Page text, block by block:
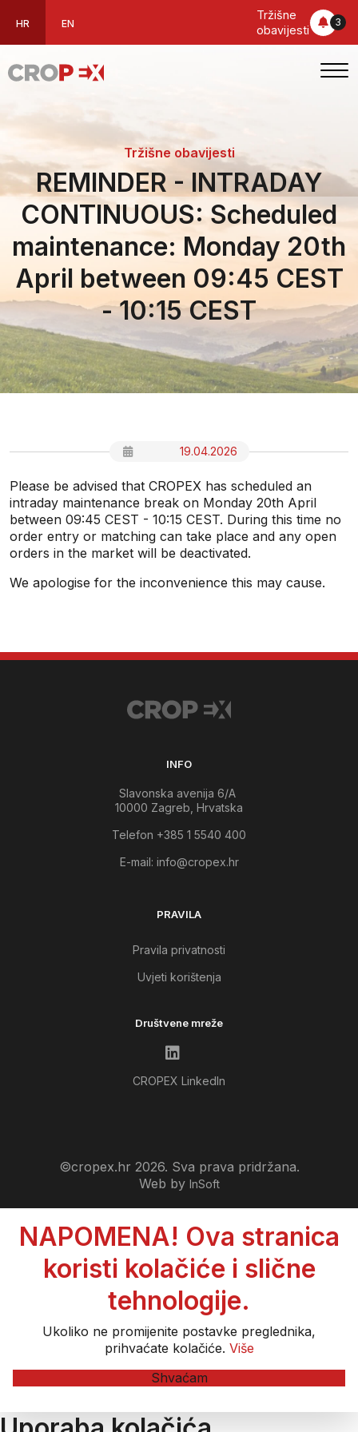
3
Tržišne
obavijesti
HR EN
Tržišne obavijesti
REMINDER - INTRADAY
CONTINUOUS: Scheduled
maintenance: Monday 20th
April between 09:45 CEST
- 10:15 CEST
19.04.2026
Please be advised that CROPEX has scheduled an
intraday maintenance break on Monday 20th April
between 09:45 CEST - 10:15 CEST. During this time no
order entry or matching can take place and any open
orders in the market will be deactivated.
We apologise for the inconvenience this may cause.
INFO
Slavonska avenija 6/A
10000 Zagreb, Hrvatska
Telefon +385 1 5540 400
E-mail: info@cropex.hr
PRAVILA
Pravila privatnosti
Uvjeti korištenja
Društvene mreže
CROPEX LinkedIn
©cropex.hr 2026. Sva prava pridržana.
Web by InSoft
NAPOMENA! Ova stranica
koristi kolačiće i slične
tehnologije.
Ukoliko ne promijenite postavke preglednika,
prihvaćate kolačiće. Više
Shvaćam